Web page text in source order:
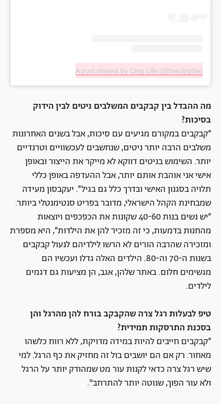
A post shared by Clog Life (@thecloglife)
מה ההבדל בין קבקבים המשלבים ניטים לבין הידוק
בסיכות?
״קבקבים במקורם מגיעים עם סיכות, אבל בשנים האחרונות
משלבים הרבה יותר ניטים, שנחשבים לעכשוויים וטרנדיים
יותר. השימוש בניטים דווקא לא מייקר את הייצור ובאופן
אישי אני אוהבת אותם יותר, אבל ההעדפה באופן כללי
תלויה בסגנון האישי ובדרך כלל גם בגיל״. יעקבסון מעידה
שמבחינת הקהל הישראלי, מדובר בפריט סנטימנטלי ביותר.
״יש נשים בנות 40-60 שקונות את הכפכפים ויוצאות
מהחנות בדמעות, כי זה מזכיר להן את הילדות״, היא מספרת
ומזכירה שהרבה הורים לא הרשו לילדיהם לנעול קבקבים
בשנות ה-70 וה-80. הילדים האלה גדלו ועכשיו הם
מגשימים חלום. באתר שלהן, אגב, הן מציעות גם דגמים
לילדים.
טיפ לבעלות רגל צרה שהקבקב בורח להן מהרגל והן
בסכנת התרסקות תמידית?
״קבקבים חייבים להיות במידה מדויקת, ללא רווח כלשהו
מאחור. רק אם הם יושבים בול זה מחזיק את כף הרגל. למי
שיש רגל צרה כדאי לקנות עור מט שמהודק יותר על הרגל
ולא עור הפוך, שנוטה יותר להתרחב".